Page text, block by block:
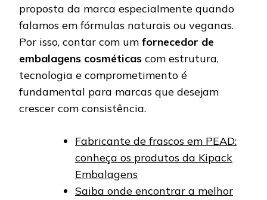
proposta da marca especialmente quando
falamos em fórmulas naturais ou veganas.
Por isso, contar com um fornecedor de
embalagens cosméticas com estrutura,
tecnologia e comprometimento é
fundamental para marcas que desejam
crescer com consistência.
Fabricante de frascos em PEAD:
conheça os produtos da Kipack
Embalagens
Saiba onde encontrar a melhor